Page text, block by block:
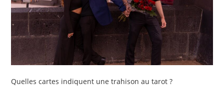
Quelles cartes indiquent une trahison au tarot ?